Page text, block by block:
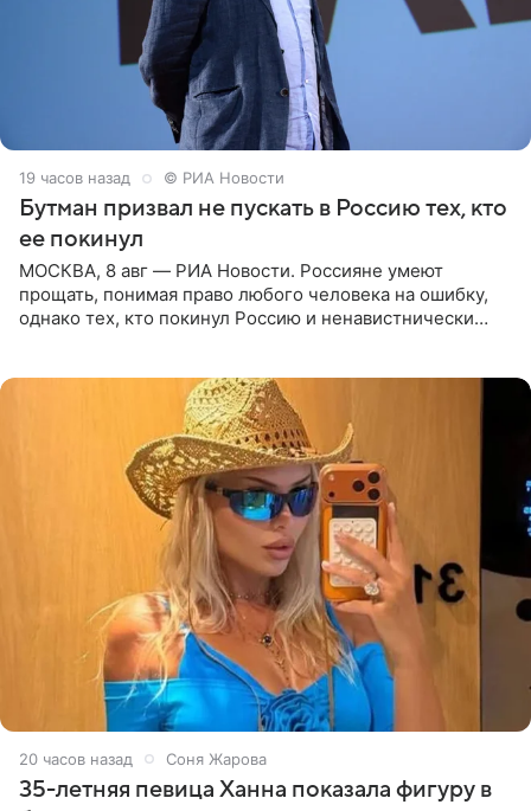
19 часов назад © РИА Новости
Бутман призвал не пускать в Россию тех, кто
ее покинул
МОСКВА, 8 авг — РИА Новости. Россияне умеют
прощать, понимая право любого человека на ошибку,
однако тех, кто покинул Россию и ненавистнически
20 часов назад Соня Жарова
35-летняя певица Ханна показала фигуру в